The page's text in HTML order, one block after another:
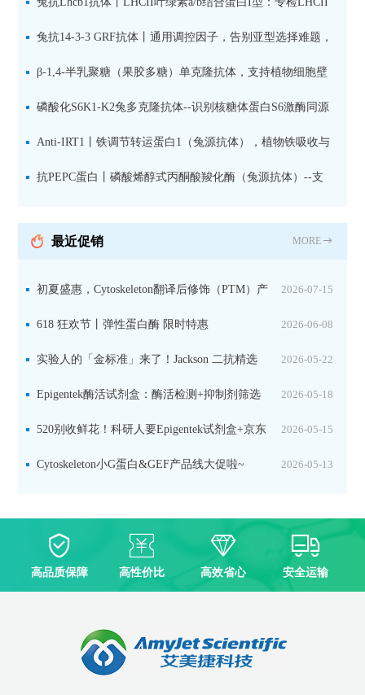
中含量丰富的捕光蛋白
兔抗14-3-3 GRF抗体丨通用调控因子，告别亚型选择难题，
全面捕获植物信号转导枢纽蛋白
β-1,4-半乳聚糖（果胶多糖）单克隆抗体，支持植物细胞壁
果胶多糖精细结构解析
磷酸化S6K1-K2兔多克隆抗体--识别核糖体蛋白S6激酶同源
蛋白1-2的激活状态
Anti-IRT1丨铁调节转运蛋白1（兔源抗体），植物铁吸收与
微量元素代谢研究的关键工具
抗PEPC蛋白丨磷酸烯醇式丙酮酸羧化酶（兔源抗体）--支
最近促销 MORE
2026-07-15
初夏盛惠，Cytoskeleton翻译后修饰（PTM）产
品线放价啦！ 2026-06-08
618 狂欢节丨弹性蛋白酶 限时特惠
2026-05-22
实验人的「金标准」来了！Jackson 二抗精选
限时一口价，手慢无！ 2026-05-18
Epigentek酶活试剂盒：酶活检测+抑制剂筛选
双赋能，下单即赠京东卡 2026-05-15
520别收鲜花！科研人要Epigentek试剂盒+京东
卡！ 2026-05-13
Cytoskeleton小G蛋白&GEF产品线大促啦~
高品质保障 高性价比 高效省心 安全运输